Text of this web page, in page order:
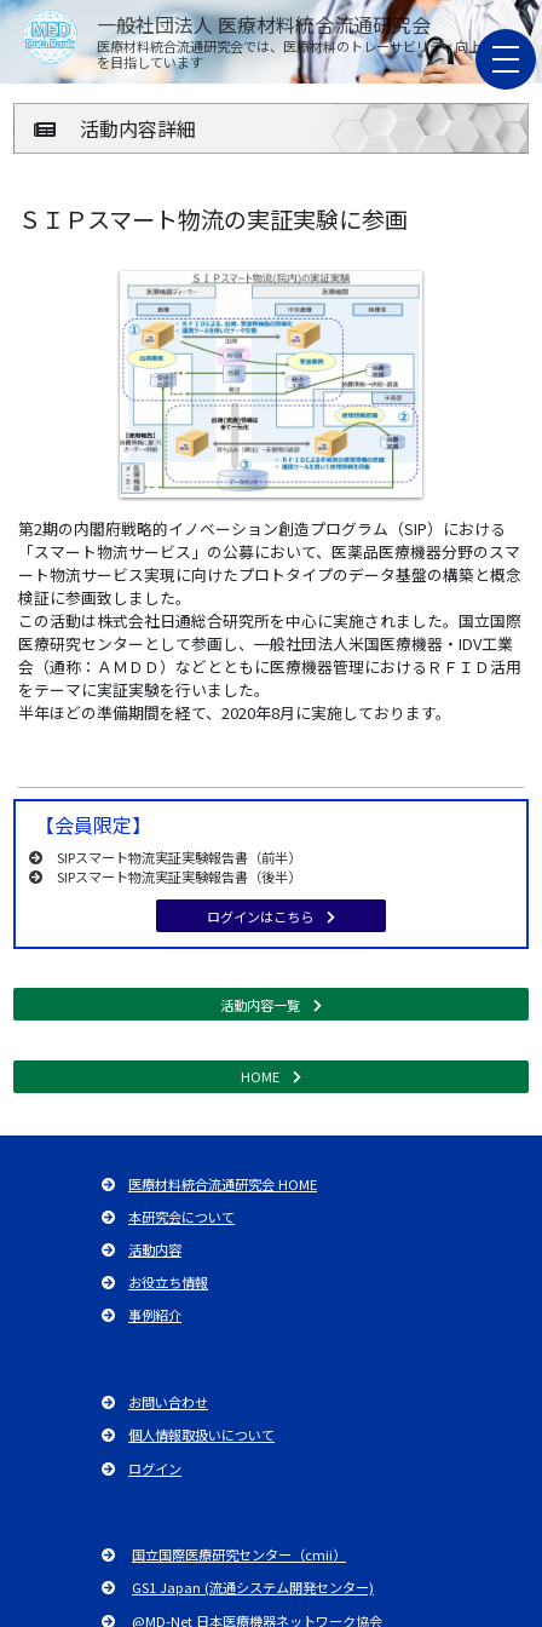
一般社団法人 医療材料統合流通研究会
医療材料統合流通研究会では、医療材料のトレーサビリティ向上
を目指しています
活動内容詳細
ＳＩＰスマート物流の実証実験に参画
第2期の内閣府戦略的イノベーション創造プログラム（SIP）における
「スマート物流サービス」の公募において、医薬品医療機器分野のスマ
ート物流サービス実現に向けたプロトタイプのデータ基盤の構築と概念
検証に参画致しました。
この活動は株式会社日通総合研究所を中心に実施されました。国立国際
医療研究センターとして参画し、一般社団法人米国医療機器・IDV工業
会（通称：ＡＭＤＤ）などとともに医療機器管理におけるＲＦＩＤ活用
をテーマに実証実験を行いました。
半年ほどの準備期間を経て、2020年8月に実施しております。
【会員限定】
SIPスマート物流実証実験報告書（前半）
SIPスマート物流実証実験報告書（後半）
ログインはこちら
活動内容一覧
HOME
医療材料統合流通研究会 HOME
本研究会について
活動内容
お役立ち情報
事例紹介
お問い合わせ
個人情報取扱いについて
ログイン
国立国際医療研究センター（cmii）
GS1 Japan (流通システム開発センター)
@MD-Net 日本医療機器ネットワーク協会